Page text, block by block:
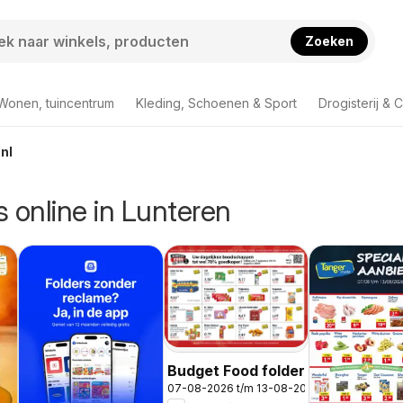
Zoeken
tuincentrum Kleding, Schoenen & Sport Drogisterij &
online in Lunteren
Budget Food folder
07-08-2026 t/m 13-08-2026